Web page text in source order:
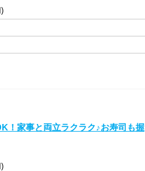
！家事と両立ラクラク♪お寿司も握